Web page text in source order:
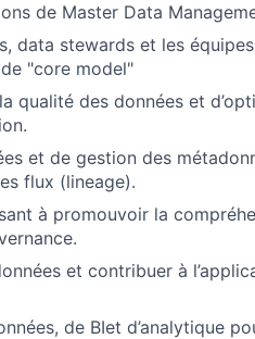
de Master Data
data stewards et les
"core model"
qualité des données et
et de gestion des
flux (lineage).
à promouvoir la
et contribuer à
de BIet d’analytique